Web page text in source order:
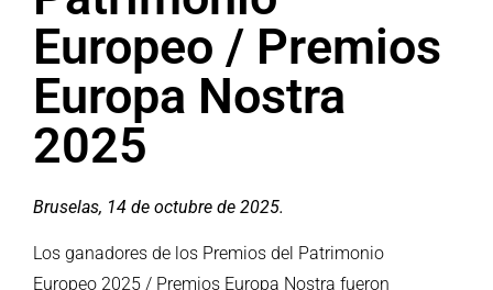
Europeo / Premios
Europa Nostra
2025
Bruselas, 14 de octubre de 2025.
Los ganadores de los Premios del Patrimonio
Europeo 2025 / Premios Europa Nostra fueron